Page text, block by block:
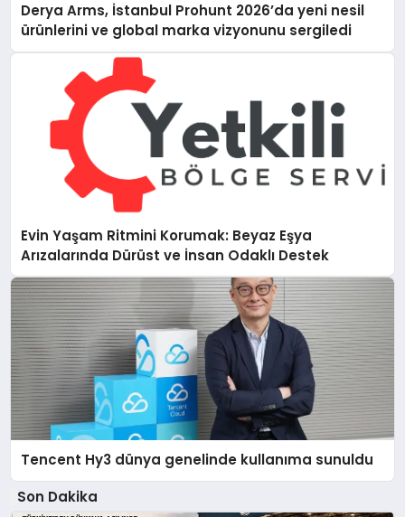
Derya Arms, İstanbul Prohunt 2026’da yeni nesil
ürünlerini ve global marka vizyonunu sergiledi
Evin Yaşam Ritmini Korumak: Beyaz Eşya
Arızalarında Dürüst ve İnsan Odaklı Destek
Tencent Hy3 dünya genelinde kullanıma sunuldu
Son Dakika